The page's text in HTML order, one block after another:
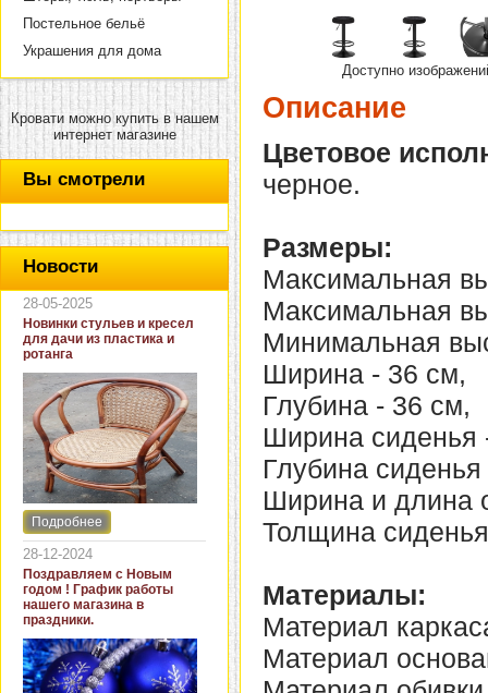
Постельное бельё
Украшения для дома
Кровати можно купить в нашем
интернет магазине
Вы смотрели
Новости
28-05-2025
Новинки стульев и кресел
для дачи из пластика и
ротанга
Интернет-магазин "Кровать
и диван" представляет
новинки стульев и кресел
для дачи. В ассортименте
представлены как
бюджетные модели из
пластика для дачи, так и
кресла для загородных
домов из натурального и
искусственного ротанга.
Подробнее
28-12-2024
Поздравляем с Новым
годом ! График работы
нашего магазина в
праздники.
Доступно
Описание
Цветовое
черное.
Размеры:
Максимальная
Максимальная
Минимальная
Ширина - 36 см,
Глубина - 36 см,
Ширина сиденья
Глубина
Ширина и длина
Толщина
Материалы:
Материал
Материал